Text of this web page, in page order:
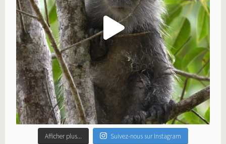
Afficher plus... Suivez-nous sur Instagram